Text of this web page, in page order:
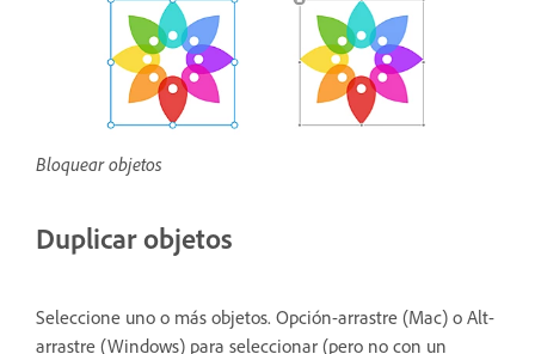
Bloquear objetos
Duplicar objetos
Seleccione uno o más objetos. Opción-arrastre (Mac) o Alt-
arrastre (Windows) para seleccionar (pero no con un